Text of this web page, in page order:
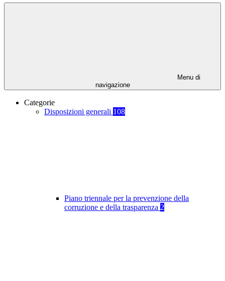
Menu di
navigazione
Categorie
Disposizioni generali 108
Piano triennale per la prevenzione della
corruzione e della trasparenza 2